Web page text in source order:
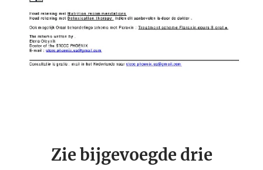
Zie bijgevoegde drie